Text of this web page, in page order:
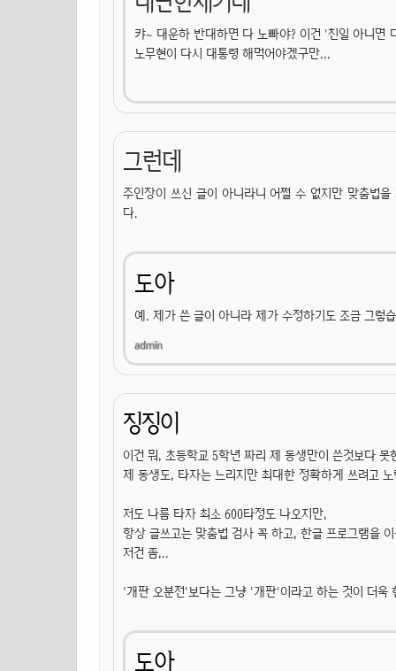
캬~ 대운하 반대하면 다 노빠야? 이건 '친일 아니면
노무현이 다시 대통령 해먹어야겠구만...
그런데
주인장이 쓰신 글이 아니라니 어쩔 수 없지만 맞춤법
다.
도아
예. 제가 쓴 글이 아니라 제가 수정하기도 조금 그렇
징징이
이건 뭐, 초등학교 5학년 짜리 제 동생만이 쓴것보다 못
제 동생도, 타자는 느리지만 최대한 정확하게 쓰려고
저도 나름 타자 최소 600타정도 나오지만,
항상 글쓰고는 맞춤법 검사 꼭 하고, 한글 프로그램을
저건 좀,..
'개판 오분전'보다는 그냥 '개판'이라고 하는 것이 더욱
도아